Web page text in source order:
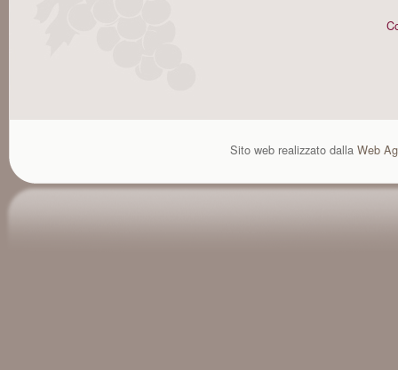
Sito web realizzato dalla Web